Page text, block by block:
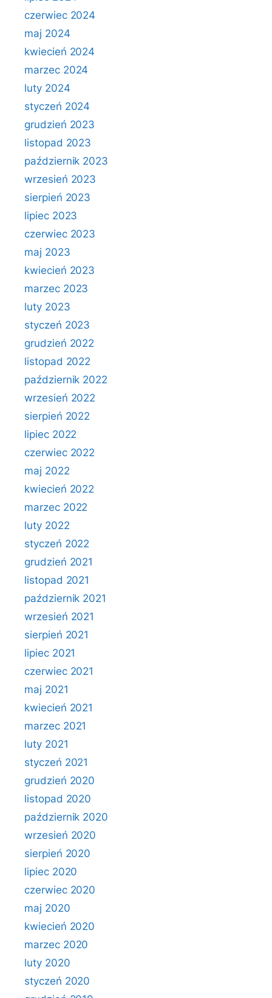
czerwiec 2024
maj 2024
kwiecień 2024
marzec 2024
luty 2024
styczeń 2024
grudzień 2023
listopad 2023
październik 2023
wrzesień 2023
sierpień 2023
lipiec 2023
czerwiec 2023
maj 2023
kwiecień 2023
marzec 2023
luty 2023
styczeń 2023
grudzień 2022
listopad 2022
październik 2022
wrzesień 2022
sierpień 2022
lipiec 2022
czerwiec 2022
maj 2022
kwiecień 2022
marzec 2022
luty 2022
styczeń 2022
grudzień 2021
listopad 2021
październik 2021
wrzesień 2021
sierpień 2021
lipiec 2021
czerwiec 2021
maj 2021
kwiecień 2021
marzec 2021
luty 2021
styczeń 2021
grudzień 2020
listopad 2020
październik 2020
wrzesień 2020
sierpień 2020
lipiec 2020
czerwiec 2020
maj 2020
kwiecień 2020
marzec 2020
luty 2020
styczeń 2020